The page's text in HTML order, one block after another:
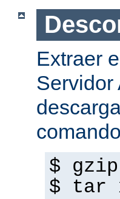
Extraer
Servidor
$
$ tar